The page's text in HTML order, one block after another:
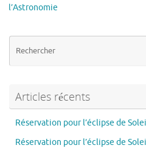
l’Astronomie
Articles récents
Réservation pour l’éclipse de
Réservation pour l’éclipse de